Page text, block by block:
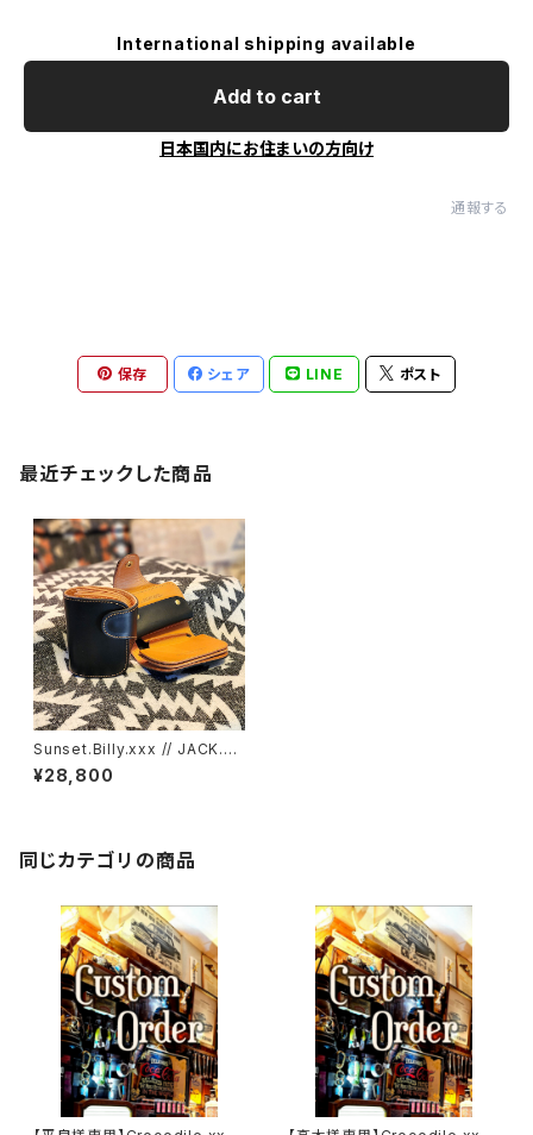
International shipping available
Add to cart
日本国内にお住まいの方向け
通報する
保存 シェア LINE ポスト
最近チェックした商品
Sunset.Billy.xxx // JACK.RI
DE.SSW
¥28,800
同じカテゴリの商品